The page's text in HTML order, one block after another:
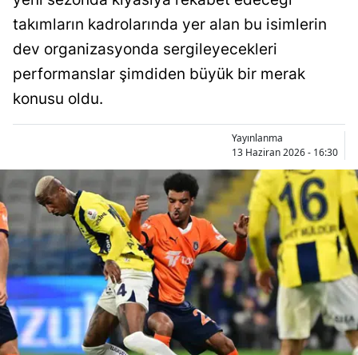
Burdur
Bursa
Çankırı
Çorum
Denizli
Diyarbakır
Edirne
Elazığ
Erzincan
takımların kadrolarında yer alan bu isimlerin
dev organizasyonda sergileyecekleri
performanslar şimdiden büyük bir merak
konusu oldu.
Yayınlanma
13 Haziran 2026 - 16:30